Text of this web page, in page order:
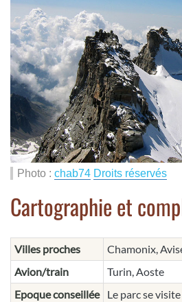
Photo : chab74 Droits réservés
Cartographie et
Villes proches
Chamonix,
Avion/train
Turin, Aoste
Epoque conseillée
Le parc se